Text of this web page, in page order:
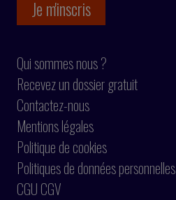
Qui sommes nous ?
Recevez un dossier gratuit
Contactez-nous
Mentions légales
Politique de cookies
Politiques de données personnelles
CGU CGV